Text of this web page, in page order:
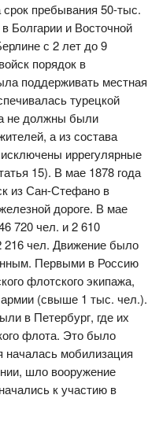
пребывания 50-тыс.
в Болгарии и Восточной
с 2 лет до 9
порядок в
поддерживать местная
турецкой
не должны были
а из состава
иррегулярные
15). В мае 1878 года
из Сан-Стефано в
дороге. В мае
720 чел. и 2 610
216 чел. Движение было
Первыми в Россию
флотского экипажа,
(свыше 1 тыс. чел.).
в Петербург, где их
флота. Это было
началась мобилизация
шло вооружение
к участию в